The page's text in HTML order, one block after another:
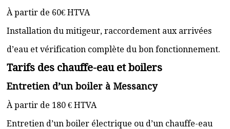
À partir de 60€ HTVA
Installation du mitigeur, raccordement aux arrivées
d’eau et vérification complète du bon fonctionnement.
Tarifs des chauffe-eau et boilers
Entretien d’un boiler à Messancy
À partir de 180 € HTVA
Entretien d’un boiler électrique ou d’un chauffe-eau